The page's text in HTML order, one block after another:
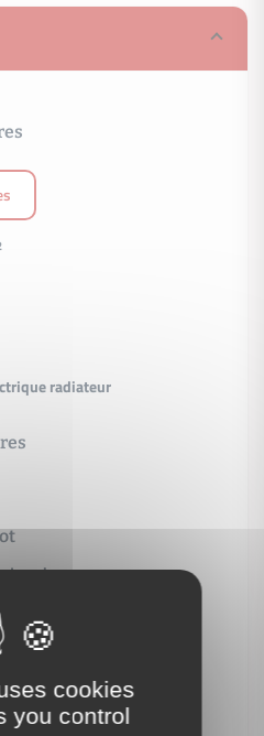
radiateur
Lunain
ce bien est exposé sont
https://www.georisques.gouv.fr
cookies
you control